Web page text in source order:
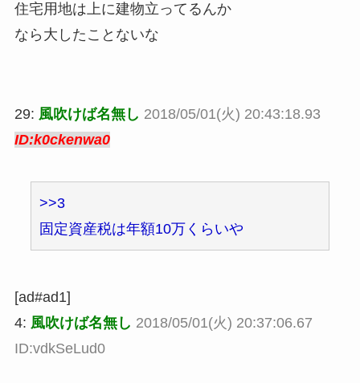
住宅用地は上に建物立ってるんか
なら大したことないな
29: 風吹けば名無し 2018/05/01(火) 20:43:18.93
ID:k0ckenwa0
>>3
固定資産税は年額10万くらいや
[ad#ad1]
4: 風吹けば名無し 2018/05/01(火) 20:37:06.67
ID:vdkSeLud0